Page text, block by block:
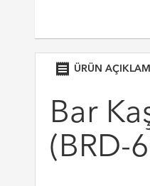
receipt ÜRÜN
Bar
(BRD-